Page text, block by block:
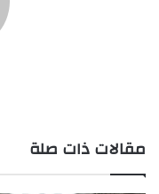
مقالات ذات صلة